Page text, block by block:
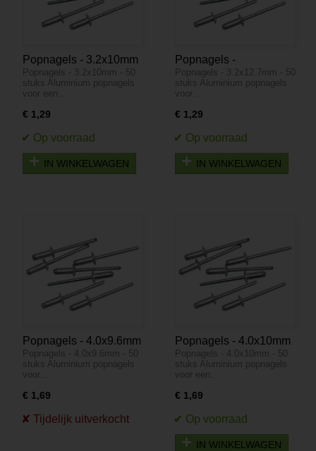
Popnagels - 3.2x10mm
- 50 stuks
Popnagels - 3.2x10mm - 50
stuks Aluminium popnagels
voor een…
€ 1,29
IN WINKELWAGEN
Popnagels -
3.2x12.7mm - 50 stuks
Popnagels - 3.2x12.7mm - 50
stuks Aluminium popnagels
voor…
€ 1,29
IN WINKELWAGEN
Popnagels - 4.0x9.6mm
- 50 stuks
Popnagels - 4.0x9.6mm - 50
stuks Aluminium popnagels
voor…
€ 1,69
Popnagels - 4.0x10mm
- 50 stuks
Popnagels - 4.0x10mm - 50
stuks Aluminium popnagels
voor een…
€ 1,69
IN WINKELWAGEN